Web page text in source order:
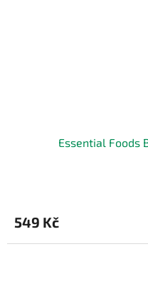
Essential Foods
549 Kč